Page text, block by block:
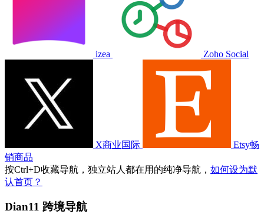
izea Zoho Social
X商业国际
Etsy畅
销商品
按Ctrl+D收藏导航，独立站人都在用的纯净导航， 如何设为默
认首页？
Dian11 跨境导航